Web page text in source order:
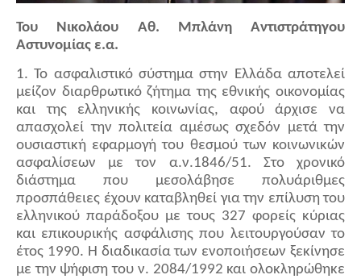
Του Νικολάου Αθ. Μπλάνη Αντιστράτηγου
Αστυνομίας ε.α.
1. Το ασφαλιστικό σύστημα στην Ελλάδα αποτελεί
μείζον διαρθρωτικό ζήτημα της εθνικής οικονομίας
και της ελληνικής κοινωνίας, αφού άρχισε να
απασχολεί την πολιτεία αμέσως σχεδόν μετά την
ουσιαστική εφαρμογή του θεσμού των κοινωνικών
ασφαλίσεων με τον α.ν.1846/51. Στο χρονικό
διάστημα που μεσολάβησε πολυάριθμες
προσπάθειες έχουν καταβληθεί για την επίλυση του
ελληνικού παράδοξου με τους 327 φορείς κύριας
και επικουρικής ασφάλισης που λειτουργούσαν το
έτος 1990. Η διαδικασία των ενοποιήσεων ξεκίνησε
με την ψήφιση του ν. 2084/1992 και ολοκληρώθηκε